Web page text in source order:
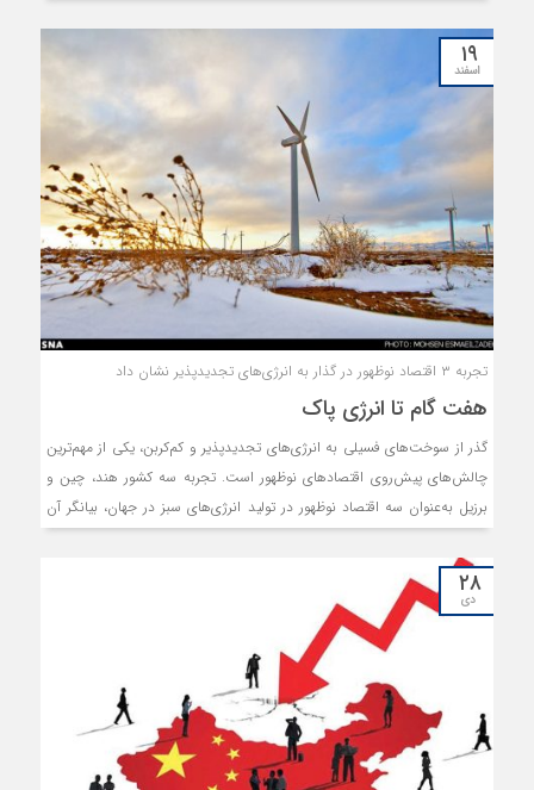
۱۹
اسفند
تجربه ۳ اقتصاد نوظهور در گذار به انرژی‌های تجدیدپذیر نشان داد
هفت گام تا انرژی پاک
گذر از سوخت‏‏‌های فسیلی به انرژی‏‏‌های تجدیدپذیر و کم‏‏‌کربن، یکی از مهم‌ترین
چالش‏‏‌های پیش‌روی اقتصادهای نوظهور است. تجربه‏‏ سه کشور هند، چین و
برزیل به‌عنوان سه اقتصاد نوظهور در تولید انرژی‏‏‌های سبز در جهان، بیانگر آن
است که دستیابی به این دستاورد نیازمند خلق، توسعه و انتشار دانش، حمایت
از فعالیت‏‏‌های کارآفرینان، جهت‏‏‌دهی به سیستم، شکل‏‏‌گیری بازار و تخصیص
منابع از سوی دولت است. تمامی این موارد در گرو مشروعیت‏‏‌بخشی از سوی
سیاستگذار است تا موثر واقع شود.
۲۸
دی